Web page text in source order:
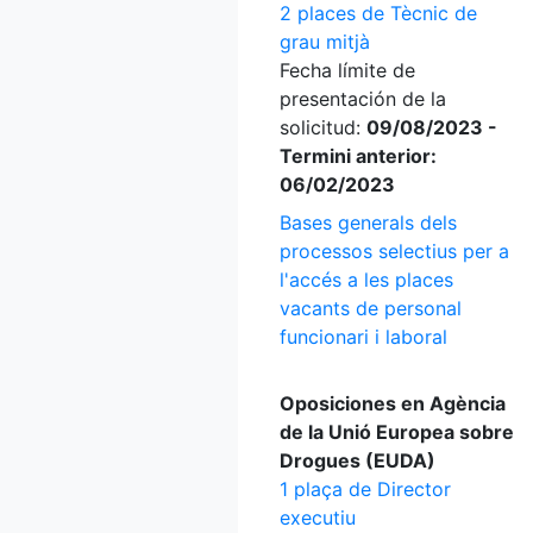
2 places de Tècnic de
grau mitjà
Fecha límite de
presentación de la
solicitud: 09/08/2023 -
Termini anterior:
06/02/2023
Bases generals dels
processos selectius per a
l'accés a les places
vacants de personal
funcionari i laboral
Oposiciones en Agència
de la Unió Europea sobre
Drogues (EUDA)
1 plaça de Director
executiu